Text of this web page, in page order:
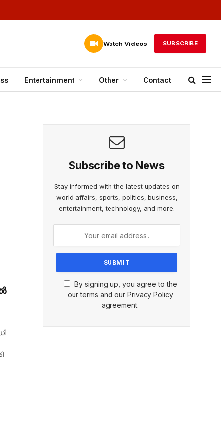
Watch Videos SUBSCRIBE
Entertainment Other Contact
Subscribe to News
Stay informed with the latest updates on
world affairs, sports, politics, business,
entertainment, technology, and more.
By signing up, you agree to the
our terms and our Privacy Policy
agreement.